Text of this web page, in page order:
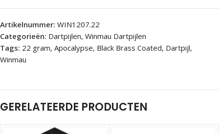
Artikelnummer: WIN1207.22
Categorieën: Dartpijlen, Winmau Dartpijlen
Tags: 22 gram, Apocalypse, Black Brass Coated, Dartpijl,
Winmau
GERELATEERDE PRODUCTEN